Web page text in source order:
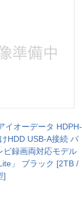
イオーデータ HDPH-
HDD USB-A接続 パ
ビ録画両対応モデル
」 ブラック [2TB /
]